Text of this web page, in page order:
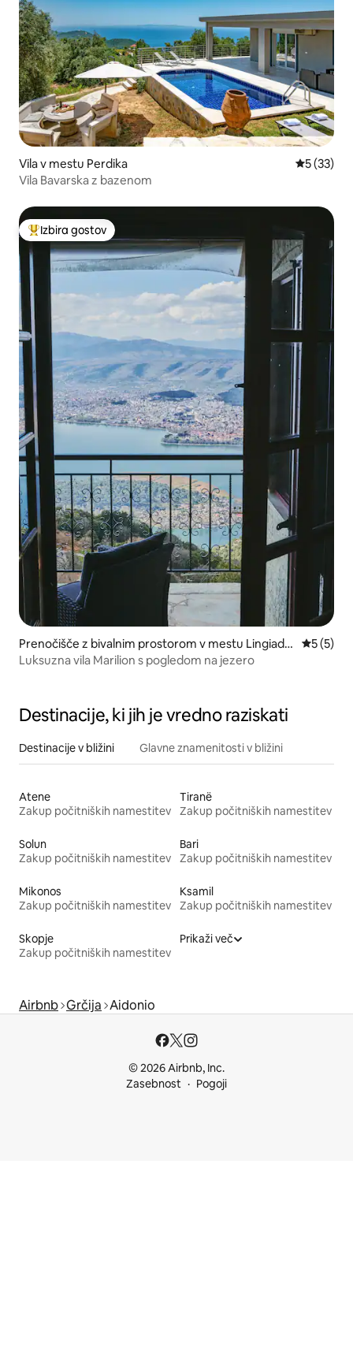
Vila v mestu Perdika
5 (33)
Vila Bavarska z bazenom
Najbolj priljubljena prenočišča z značko »Izbira gostov«
Izbira gostov
Prenočišče z bivalnim prostorom v mestu Lingiade
s
5 (5)
Luksuzna vila Marilion s pogledom na jezero
Destinacije, ki jih je vredno raziskati
Destinacije v bližini Glavne znamenitosti v bližini
Atene
Zakup počitniških namestitev
Tiranë
Zakup počitniških namestitev
Solun
Zakup počitniških namestitev
Bari
Zakup počitniških namestitev
Mikonos
Zakup počitniških namestitev
Ksamil
Zakup počitniških namestitev
Skopje
Zakup počitniških namestitev
Prikaži več
Airbnb Grčija Aidonio
© 2026 Airbnb, Inc.
Zasebnost
Pogoji